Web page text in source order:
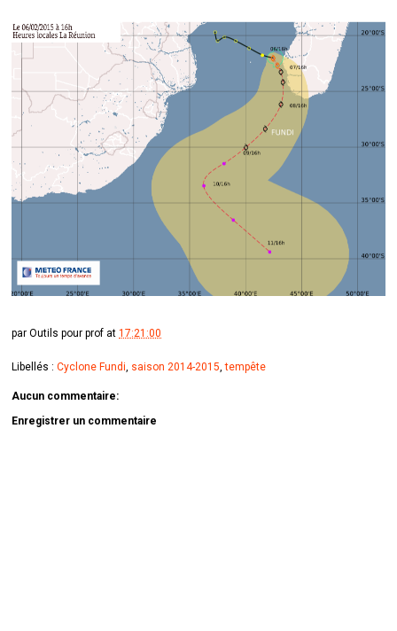
parOutils pour prof at17:21:00
Libellés :Cyclone Fundi, saison 2014-2015,tempête
Aucun commentaire:
Enregistrer un commentaire